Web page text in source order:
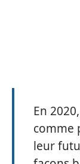
En
comme
leur